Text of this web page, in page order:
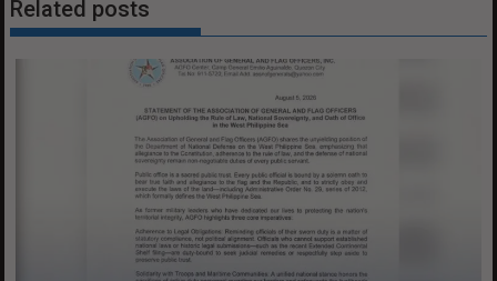
Related posts